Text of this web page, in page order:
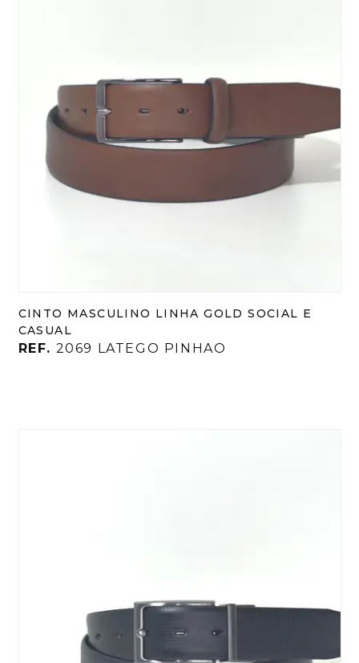
CINTO MASCULINO LINHA GOLD SOCIAL E
CASUAL
REF. 2069 LATEGO PINHAO